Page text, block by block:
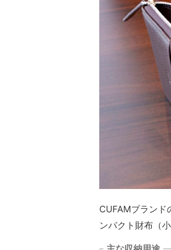
CUFAMブランド
ンパクト財布（